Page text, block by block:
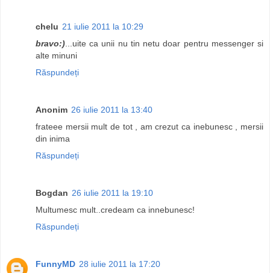
chelu 21 iulie 2011 la 10:29
bravo:)...uite ca unii nu tin netu doar pentru messenger si
alte minuni
Răspundeți
Anonim 26 iulie 2011 la 13:40
frateee mersii mult de tot , am crezut ca inebunesc , mersii
din inima
Răspundeți
Bogdan 26 iulie 2011 la 19:10
Multumesc mult..credeam ca innebunesc!
Răspundeți
FunnyMD 28 iulie 2011 la 17:20